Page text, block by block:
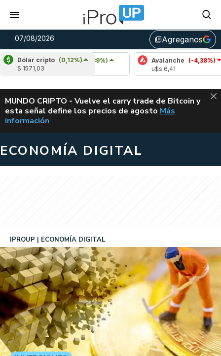
07/08/2026 library_addAgreganos
Dólar cripto (0,12%)
$ 1571,03
Cardano (6,39%)
u$s 0,20
Avalanche (-4,38%)
ALERTA
MUNDO CRIPTO - Vuelve el carry trade de Bitcoin y
esta señal define los precios de agosto VUELVE EL
Más
información
ECONOMÍA DIGITAL
IPROUP ECONOMÍA DIGITAL